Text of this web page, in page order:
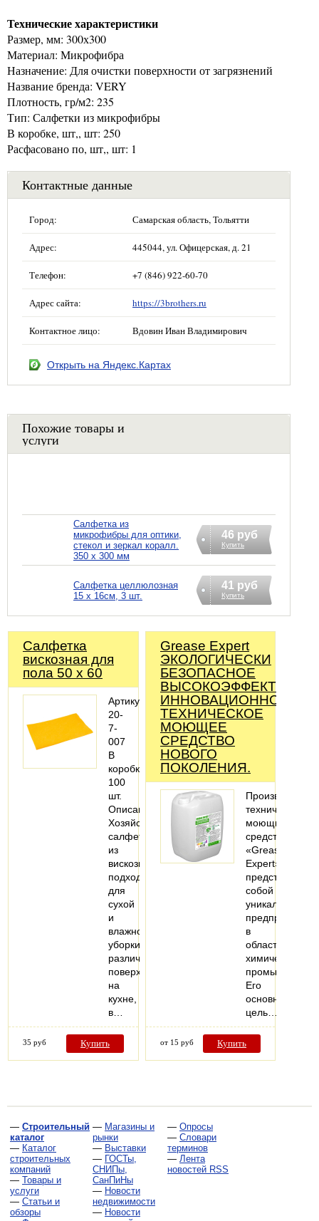
Технические характеристики
Размер, мм: 300х300
Материал: Микрофибра
Назначение: Для очистки поверхности от загрязнений
Название бренда: VERY
Плотность, гр/м2: 235
Тип: Салфетки из микрофибры
В коробке, шт,, шт: 250
Расфасовано по, шт,, шт: 1
Контактные данные
Город: Самарская область, Тольятти
Адрес: 445044, ул. Офицерская, д. 21
Телефон: +7 (846) 922-60-70
Адрес сайта: https://3brothers.ru
Контактное лицо: Вдовин Иван Владимирович
Открыть на Яндекс.Картах
Похожие товары и
услуги
Салфетка из
микрофибры для оптики,
стекол и зеркал коралл.
350 х 300 мм
46 руб
Купить
Салфетка целлюлозная
15 х 16см, 3 шт.
41 руб
Купить
Салфетка
вискозная для
пола 50 х 60
Артикул:
20-
7-
007
В
коробке:
100
шт.
Описание:
Хозяйственные
салфетки
из
вискозы
подходят
для
сухой
и
влажной
уборки
различных
поверхностей
на
кухне,
в…
35 руб Купить
Grease Expert
ЭКОЛОГИЧЕСКИ
БЕЗОПАСНОЕ
ИННОВАЦИОННОЕ
ТЕХНИЧЕСКОЕ
МОЮЩЕЕ
СРЕДСТВО
НОВОГО
ПОКОЛЕНИЯ.
Производство
технических
моющих
средств
«Grease
Expert»
представляет
собой
уникальное
предприятие
в
области
химической
Его
основная
цель…
от 15 руб Купить
— Строительный
каталог
— Каталог
строительных
компаний
— Товары и
услуги
— Статьи и
обзоры
— Магазины и
рынки
— Выставки
— ГОСТы,
СНИПы,
СанПиНы
— Новости
недвижимости
— Новости
— Опросы
— Словари
терминов
— Лента
новостей RSS